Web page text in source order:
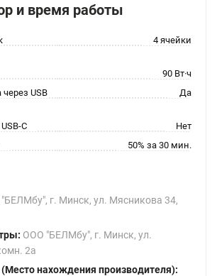
и время работы
4 ячейки
90 Вт·ч
через USB
Да
C
Нет
50% за 30 мин.
г. Минск, ул. Мясникова 34,
ООО "БЕЛМбу", г. Минск, ул.
2а
нахождения производителя):